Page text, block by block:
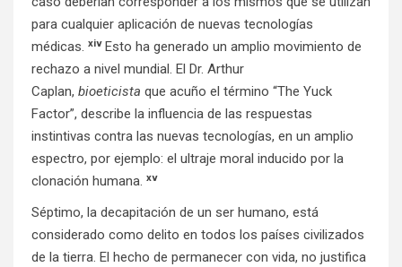
para cualquier aplicación de nuevas tecnologías
médicas. xiv Esto ha generado un amplio movimiento de
rechazo a nivel mundial. El Dr. Arthur
Caplan, bioeticista que acuño el término “The Yuck
Factor”, describe la influencia de las respuestas
instintivas contra las nuevas tecnologías, en un amplio
espectro, por ejemplo: el ultraje moral inducido por la
clonación humana. xv
Séptimo, la decapitación de un ser humano, está
considerado como delito en todos los países civilizados
de la tierra. El hecho de permanecer con vida, no justifica